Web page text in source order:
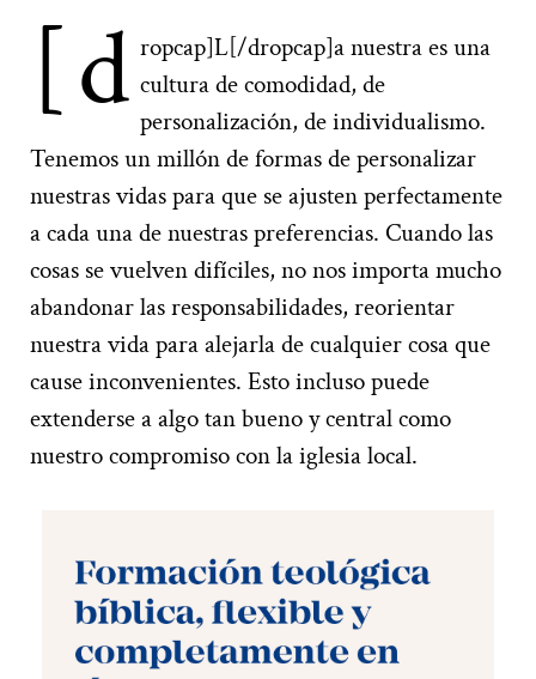
[d ropcap]L[/dropcap]a nuestra es una
cultura de comodidad, de
personalización, de individualismo.
Tenemos un millón de formas de personalizar
nuestras vidas para que se ajusten perfectamente
a cada una de nuestras preferencias. Cuando las
cosas se vuelven difíciles, no nos importa mucho
abandonar las responsabilidades, reorientar
nuestra vida para alejarla de cualquier cosa que
cause inconvenientes. Esto incluso puede
extenderse a algo tan bueno y central como
nuestro compromiso con la iglesia local.